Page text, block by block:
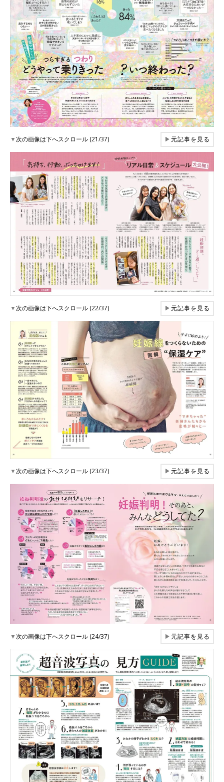
▼次の画像は下へスクロール (21/37) ▶元記事を見る
▼次の画像は下へスクロール (22/37) ▶元記事を見る
▼次の画像は下へスクロール (23/37) ▶元記事を見る
▼次の画像は下へスクロール (24/37) ▶元記事を見る